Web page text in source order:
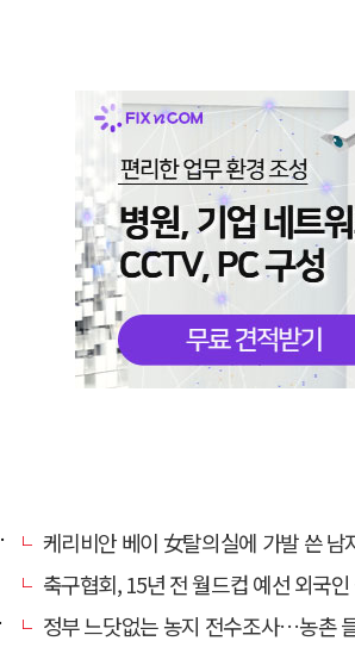
케리비안 베이 女탈의실에 가발 쓴
축구협회, 15년 전 월드컵 예선 외국인 심
정부 느닷없는 농지 전수조사…농촌 들쑤